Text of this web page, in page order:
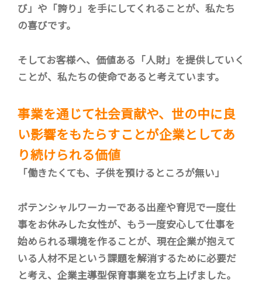
び」や「誇り」を手にしてくれることが、私たち
の喜びです。
そしてお客様へ、価値ある「人財」を提供していく
ことが、私たちの使命であると考えています。
事業を通じて社会貢献や、世の中に良
い影響をもたらすことが企業としてあ
り続けられる価値
「働きたくても、子供を預けるところが無い」
ポテンシャルワーカーである出産や育児で一度仕
事をお休みした女性が、もう一度安心して仕事を
始められる環境を作ることが、現在企業が抱えて
いる人材不足という課題を解消するために必要だ
と考え、企業主導型保育事業を立ち上げました。